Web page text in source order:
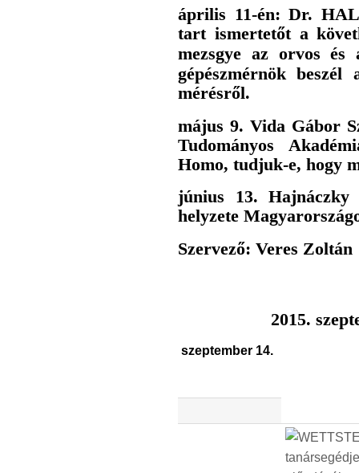
április 11-én: Dr.
tart ismertetőt a
mezsgye az orvos
gépészmérnök
mérésről.
május 9. Vida Gábor
Tudományos
Homo, tudjuk-e, hogy
június 13. Hajnáczky
helyzete
Szervező: Veres Zoltán
2015.
szeptember 14.